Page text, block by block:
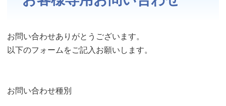
お問い合わせありがとうございます。
以下のフォームをご記入お願いします。
お問い合わせ種別